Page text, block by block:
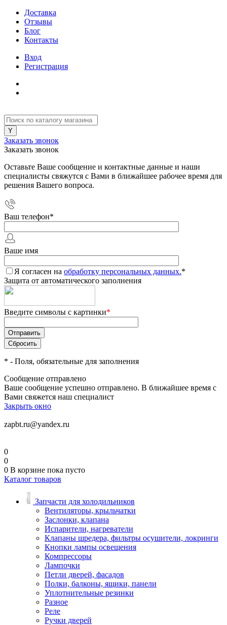
Доставка
Отзывы
Блог
Контакты
Вход
Регистрация
Заказать звонок
Заказать звонок
Оставьте Ваше сообщение и контактные данные и наши
специалисты свяжутся с Вами в ближайшее рабочее время для
решения Вашего вопроса.
Ваш телефон*
Ваше имя
Я согласен на обработку персональных данных.*
Защита от автоматического заполнения
Введите символы с картинки*
* - Поля, обязательные для заполнения
Сообщение отправлено
Ваше сообщение успешно отправлено. В ближайшее время с
Вами свяжется наш специалист
Закрыть окно
zapbt.ru@yandex.ru
0
0
0 В корзине пока пусто
Каталог товаров
Запчасти для холодильников
Вентиляторы, крыльчатки
Заслонки, клапана
Испарители, нагреватели
Клапаны шредера, фильтры осушители, локринги
Кнопки лампы освещения
Компрессоры
Лампочки
Петли дверей, фасадов
Полки, балконы, ящики, панели
Уплотнительные резинки
Разное
Реле
Ручки дверей